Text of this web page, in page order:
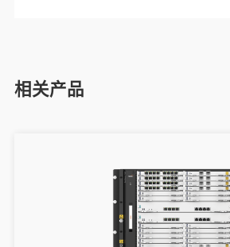
相关产品